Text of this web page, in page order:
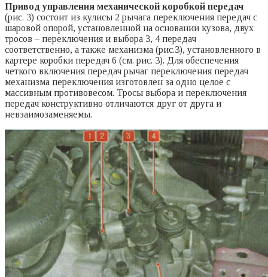
Привод управления механической коробкой передач
(рис. 3) состоит из кулисы 2 рычага переключения передач с
шаровой опорой, установленной на основании кузова, двух
тросов – переключения и выбора 3, 4 передач
соответственно, а также механизма (рис.3), установленного в
картере коробки передач 6 (см. рис. 3). Для обеспечения
четкого включения передач рычаг переключения передач
механизма переключения изготовлен за одно целое с
массивным противовесом. Тросы выбора и переключения
передач конструктивно отличаются друг от друга и
невзаимозаменяемы.